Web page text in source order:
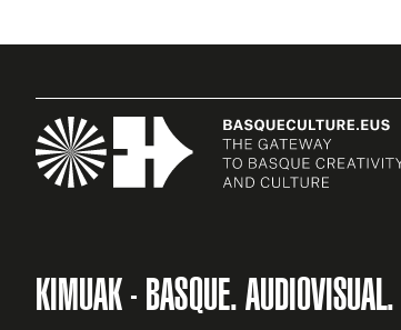
KIMUAK - BASQUE. AUDIOVISUAL.